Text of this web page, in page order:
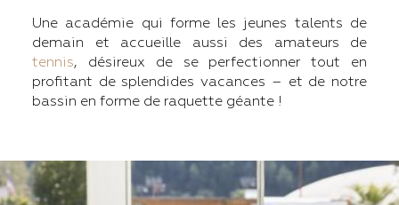
Une académie qui forme les jeunes talents de
demain et accueille aussi des amateurs de
tennis, désireux de se perfectionner tout en
profitant de splendides vacances – et de notre
bassin en forme de raquette géante !